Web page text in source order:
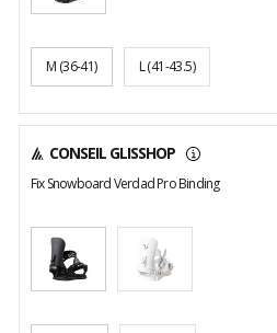
M (36-41) L(41-43.5)
CONSEIL GLISSHOP
Fix Snowboard Verdad Pro Binding